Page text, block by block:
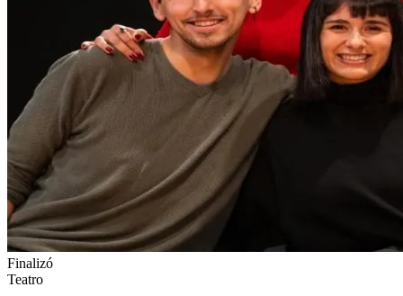
Finalizó
Teatro